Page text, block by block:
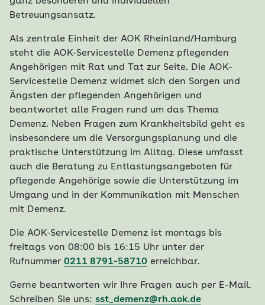
Betreuungsansatz.
Als zentrale Einheit der AOK Rheinland/Hamburg
steht die AOK-Servicestelle Demenz pflegenden
Angehörigen mit Rat und Tat zur Seite. Die AOK-
Servicestelle Demenz widmet sich den Sorgen und
Ängsten der pflegenden Angehörigen und
beantwortet alle Fragen rund um das Thema
Demenz. Neben Fragen zum Krankheitsbild geht es
insbesondere um die Versorgungsplanung und die
praktische Unterstützung im Alltag. Diese umfasst
auch die Beratung zu Entlastungsangeboten für
pflegende Angehörige sowie die Unterstützung im
Umgang und in der Kommunikation mit Menschen
mit Demenz.
Die AOK-Servicestelle Demenz ist montags bis
freitags von 08:00 bis 16:15 Uhr unter der
Rufnummer 0211 8791-58710 erreichbar.
Gerne beantworten wir Ihre Fragen auch per E-Mail.
Schreiben Sie uns: sst_demenz@rh.aok.de